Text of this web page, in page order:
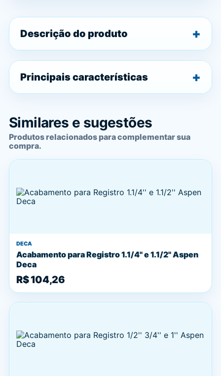
Descrição do produto
Principais características
Similares e sugestões
Produtos relacionados para complementar sua
compra.
DECA
Acabamento para Registro 1.1/4'' e 1.1/2'' Aspen
Deca
R$ 104,26